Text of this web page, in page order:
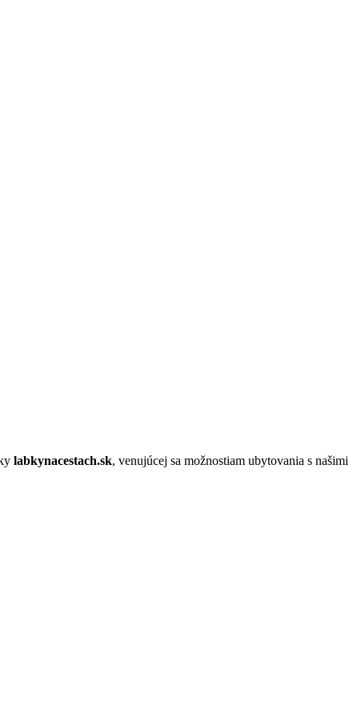
labkynacestach.sk, venujúcej sa možnostiam ubytovania s